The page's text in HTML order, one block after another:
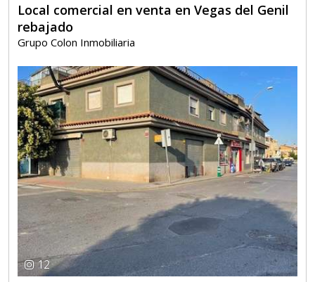
Local comercial en venta en Vegas del Genil
rebajado
Grupo Colon Inmobiliaria
12